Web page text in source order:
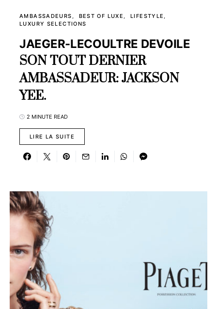
AMBASSADEURS BEST OF LUXE
LIFESTYLE
LUXURY SELECTIONS
JAEGER-LECOULTRE DEVOILE
SON TOUT DERNIER
AMBASSADEUR: JACKSON
YEE.
2 MINUTE READ
LIRE LA SUITE